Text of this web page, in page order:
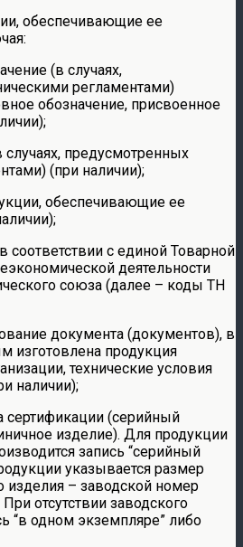
обеспечивающие ее
(в случаях,
регламентами)
обозначение, присвоенное
предусмотренных
(при наличии);
обеспечивающие ее
соответствии с единой Товарной
деятельности
союза (далее – коды ТН
документа (документов), в
изготовлена продукция
технические условия
наличии);
сертификации (серийный
изделие). Для продукции
запись “серийный
указывается размер
изделия – заводской номер
отсутствии заводского
“в одном экземпляре” либо